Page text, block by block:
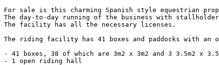
For sale is this charming Spanish style equestrian
The day-to-day running of the business with
The facility has all the necessary licenses.
The riding facility has 41 boxes and paddocks with
- 41 boxes, 38 of which are 3m2 x 3m2 and 3 3.5m2 x
- 1 open riding hall